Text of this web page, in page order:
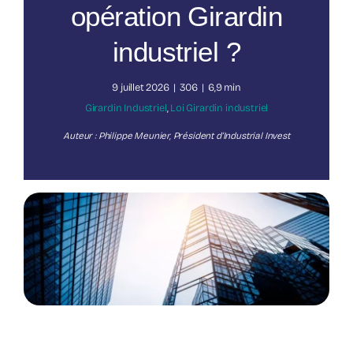
Nos publications
opération Girardin
industriel ?
9 juillet 2026 | 306 | 6,9 min
Girardin Industriel,Loi Girardin industriel
Auteur : Philippe Meunier, Président d’Industrial Invest